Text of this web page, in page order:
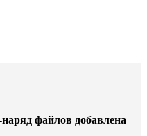
файлов добавлена